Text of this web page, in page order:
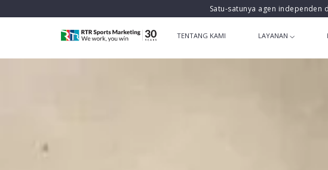
Satu-satunya agen
TENTANG KAMI LAYANAN